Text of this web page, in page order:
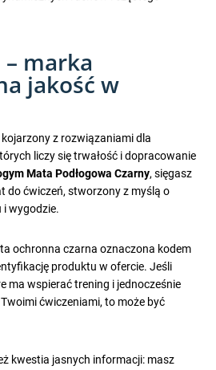
marka
jakość w
z rozwiązaniami dla
liczy się trwałość i dopracowanie
Mata Podłogowa Czarny, sięgasz
do ćwiczeń, stworzony z myślą o
wygodzie.
ochronna czarna oznaczona kodem
produktu w ofercie. Jeśli
ma wspierać trening i jednocześnie
ćwiczeniami, to może być
kwestia jasnych informacji: masz